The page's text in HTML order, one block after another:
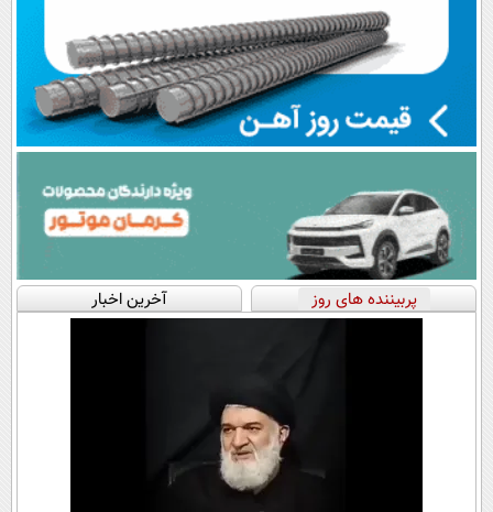
پربیننده های روز آخرین اخبار